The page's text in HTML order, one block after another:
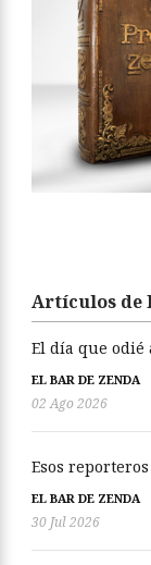
Artículos de
El día que
EL BAR DE ZENDA
02 Ago 2026
Esos
EL BAR DE ZENDA
30 Jul 2026